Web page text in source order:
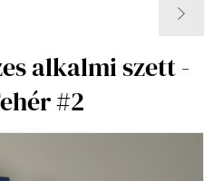
alkalmi szett -
#2